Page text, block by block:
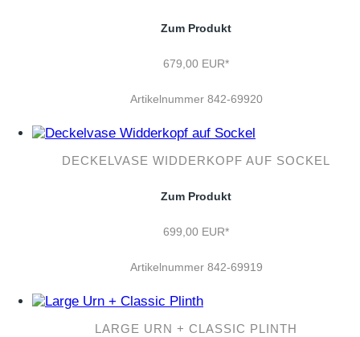
Zum Produkt
679,00 EUR*
Artikelnummer 842-69920
DECKELVASE WIDDERKOPF AUF SOCKEL
Zum Produkt
699,00 EUR*
Artikelnummer 842-69919
LARGE URN + CLASSIC PLINTH